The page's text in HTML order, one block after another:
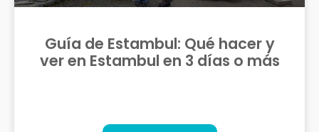
Guía de Estambul: Qué hacer y
ver en Estambul en 3 días o más